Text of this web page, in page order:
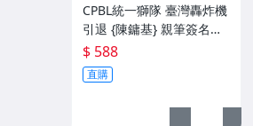
CPBL統一獅隊 臺灣轟炸機
引退 {陳鏞基} 親筆簽名
球。一般空白簽名棒球上.1
$ 588
直購